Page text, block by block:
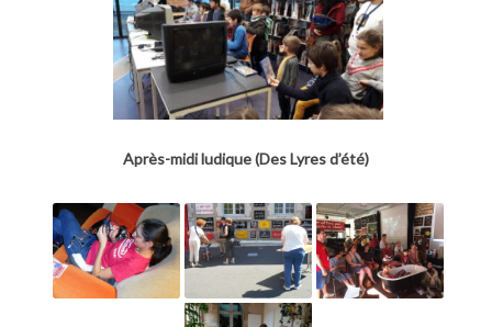
Après-midi ludique (Des Lyres d’été)